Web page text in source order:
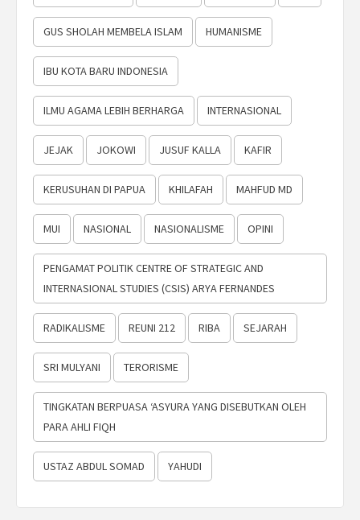
GUS SHOLAH MEMBELA ISLAM HUMANISME
IBU KOTA BARU INDONESIA
ILMU AGAMA LEBIH BERHARGA INTERNASIONAL
JEJAK JOKOWI JUSUF KALLA KAFIR
KERUSUHAN DI PAPUA KHILAFAH MAHFUD MD
MUI NASIONAL NASIONALISME OPINI
PENGAMAT POLITIK CENTRE OF STRATEGIC AND
INTERNASIONAL STUDIES (CSIS) ARYA FERNANDES
RADIKALISME REUNI 212 RIBA SEJARAH
SRI MULYANI TERORISME
TINGKATAN BERPUASA ‘ASYURA YANG DISEBUTKAN OLEH
PARA AHLI FIQH
USTAZ ABDUL SOMAD YAHUDI